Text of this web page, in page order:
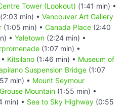
Tower (Lookout) (1:41 min) •
(2:03 min) • Vancouver Art Gallery
(1:05 min) • Canada Place (2:40
• Yaletown (2:24 min) •
(1:07 min) •
Kitsilano (1:46 min) • Museum of
Suspension Bridge (1:07
min) • Mount Seymour
Grouse Mountain (1:55 min) •
min) • Sea to Sky Highway (0:55